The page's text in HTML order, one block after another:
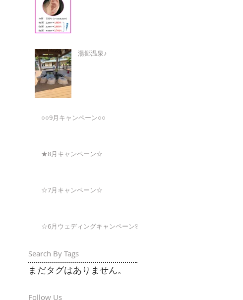
Search By Tags
湯郷温泉♪
○○9月キャンペーン○○
★8月キャンペーン☆
☆7月キャンペーン☆
☆6月ウェディングキャンペーン🌸
まだタグはありません。
Follow Us